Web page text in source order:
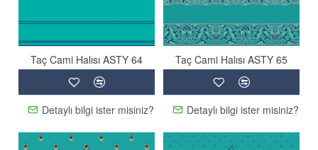
Taç Cami Halısı ASTY 64
Detaylı bilgi ister misiniz?
Taç Cami Halısı ASTY 65
Detaylı bilgi ister misiniz?